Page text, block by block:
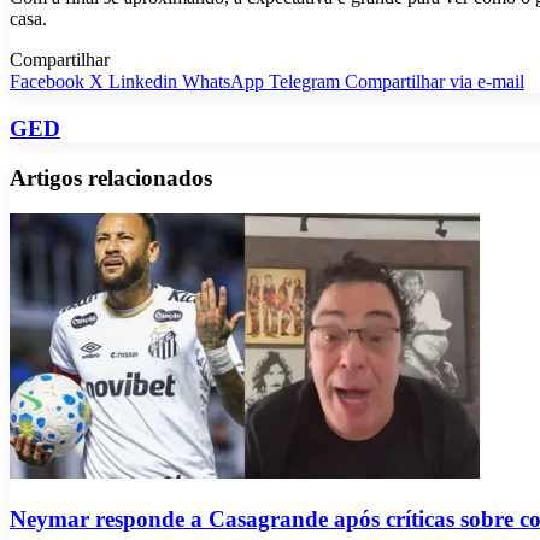
casa.
Compartilhar
Facebook X Linkedin WhatsApp Telegram Compartilhar via e-mail
GED
Artigos relacionados
Neymar responde a Casagrande após críticas sobre